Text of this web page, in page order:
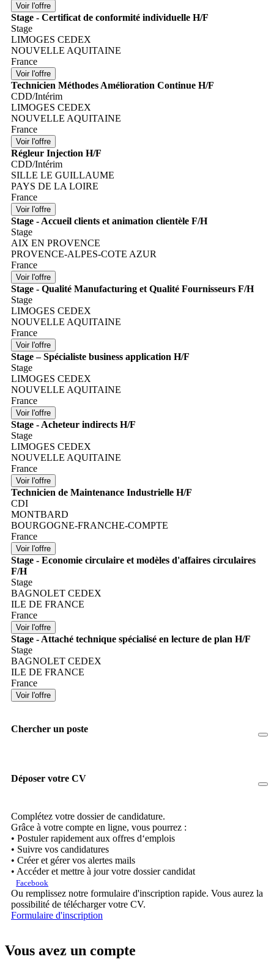
Stage - Certificat de conformité individuelle H/F
Stage
LIMOGES CEDEX
NOUVELLE AQUITAINE
France
Technicien Méthodes Amélioration Continue H/F
CDD/Intérim
LIMOGES CEDEX
NOUVELLE AQUITAINE
France
Régleur Injection H/F
CDD/Intérim
SILLE LE GUILLAUME
PAYS DE LA LOIRE
France
Stage - Accueil clients et animation clientèle F/H
Stage
AIX EN PROVENCE
PROVENCE-ALPES-COTE AZUR
France
Stage - Qualité Manufacturing et Qualité Fournisseurs F/H
Stage
LIMOGES CEDEX
NOUVELLE AQUITAINE
France
Stage – Spécialiste business application H/F
Stage
LIMOGES CEDEX
NOUVELLE AQUITAINE
France
Stage - Acheteur indirects H/F
Stage
LIMOGES CEDEX
NOUVELLE AQUITAINE
France
Technicien de Maintenance Industrielle H/F
CDI
MONTBARD
BOURGOGNE-FRANCHE-COMPTE
France
Stage - Economie circulaire et modèles d'affaires circulaires
F/H
Stage
BAGNOLET CEDEX
ILE DE FRANCE
France
Stage - Attaché technique spécialisé en lecture de plan H/F
Stage
BAGNOLET CEDEX
ILE DE FRANCE
France
Chercher un poste
Déposer votre CV
Complétez votre dossier de candidature.
Grâce à votre compte en ligne, vous pourrez :
• Postuler rapidement aux offres d‘emplois
• Suivre vos candidatures
• Créer et gérer vos alertes mails
• Accéder et mettre à jour votre dossier candidat
Facebook
Ou remplissez notre formulaire d'inscription rapide. Vous aurez la
possibilité de télécharger votre CV.
Formulaire d'inscription
Vous avez un compte